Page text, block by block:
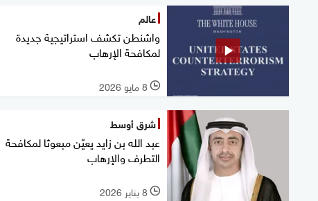
عالم
واشنطن تكشف استراتيجية جديدة
لمكافحة الإرهاب
l 8 مايو 2026
شرق أوسط
عبد الله بن زايد يعيّن مبعوثا لمكافحة
التطرف والإرهاب
l 8 يناير 2026